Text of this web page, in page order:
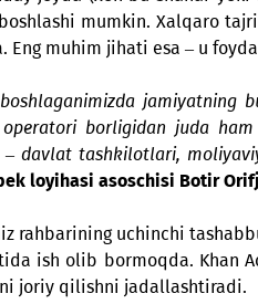
ushbu platformadan
ishtirok etayotganimizdan
qanday joyda (xoh bu
boshlashi mumkin.
Eng muhim jihati
operatori borligidan
– davlat